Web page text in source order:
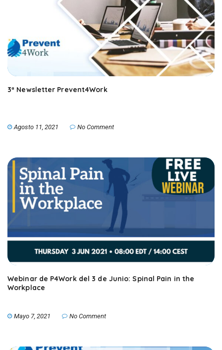
3ª Newsletter Prevent4Work
Agosto 11, 2021 No Comment
Webinar de P4Work del 3 de Junio: Spinal Pain in the
Workplace
Mayo 7, 2021 No Comment